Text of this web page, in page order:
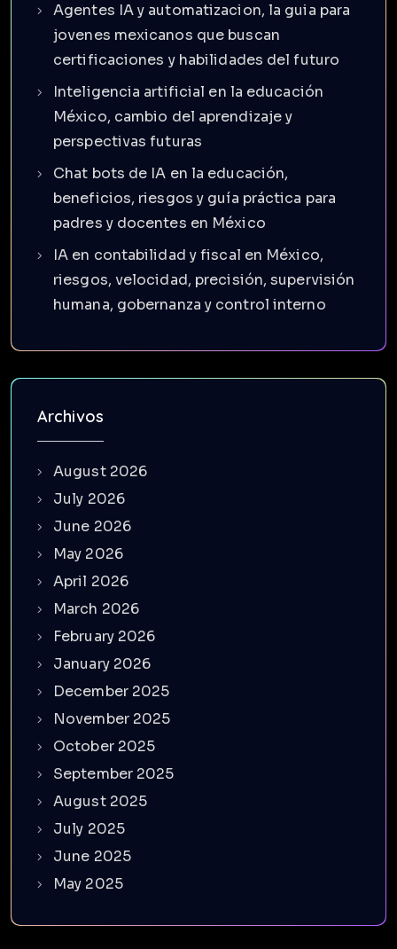
Agentes IA y automatizacion, la guia para
jovenes mexicanos que buscan
certificaciones y habilidades del futuro
Inteligencia artificial en la educación
México, cambio del aprendizaje y
perspectivas futuras
Chat bots de IA en la educación,
beneficios, riesgos y guía práctica para
padres y docentes en México
IA en contabilidad y fiscal en México,
riesgos, velocidad, precisión, supervisión
humana, gobernanza y control interno
Archivos
August 2026
July 2026
June 2026
May 2026
April 2026
March 2026
February 2026
January 2026
December 2025
November 2025
October 2025
September 2025
August 2025
July 2025
June 2025
May 2025